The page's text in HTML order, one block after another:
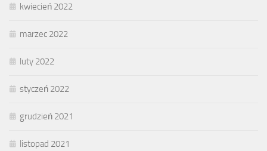
kwiecień 2022
marzec 2022
luty 2022
styczeń 2022
grudzień 2021
listopad 2021